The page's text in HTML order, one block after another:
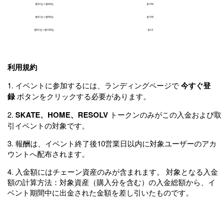
第31位〜第40位 各150
第41位〜第50位 各100
第51位〜第100位 各12
利用規約
1. イベントに参加するには、ランディングページで今すぐ登
録ボタンをクリックする必要があります。
2. SKATE、HOME、RESOLV トークンのみがこの入金および取
引イベントの対象です。
3. 報酬は、イベント終了後10営業日以内に対象ユーザーのアカ
ウントへ配布されます。
4. 入金額にはチェーン資産のみが含まれます。 対象となる入金
額の計算方法：対象資産（購入分を含む）の入金総額から、イ
ベント期間中に出金された金額を差し引いたものです。